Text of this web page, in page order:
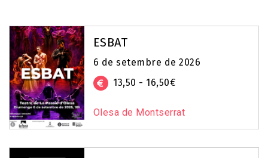
ESBAT
6 de setembre de 2026
13,50 - 16,50€
Olesa de Montserrat